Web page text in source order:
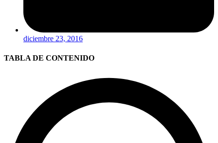
diciembre 23, 2016
TABLA DE CONTENIDO